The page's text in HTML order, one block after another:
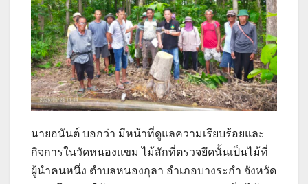
นายอนันต์ บอกว่า มีหน้าที่ดูแลความเรียบร้อยและ
กิจการในวัดหนองแขม ไม้สักที่ตรวจยึดนั้นเป็นไม้ที่
ผู้นำคนหนึ่ง ตำบลหนองกุลา อำเภอบางระกำ จังหวัด